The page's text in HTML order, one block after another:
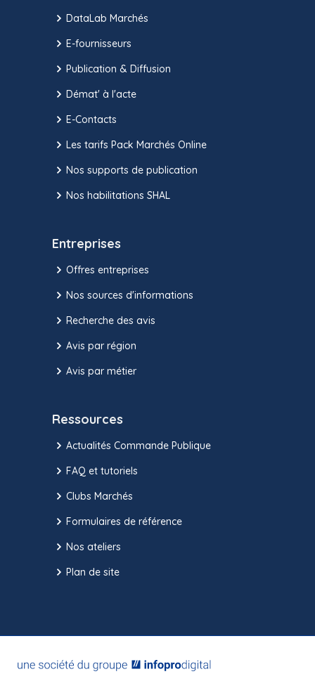
DataLab Marchés
E-fournisseurs
Publication & Diffusion
Démat' à l'acte
E-Contacts
Les tarifs Pack Marchés Online
Nos supports de publication
Nos habilitations SHAL
Entreprises
Offres entreprises
Nos sources d'informations
Recherche des avis
Avis par région
Avis par métier
Ressources
Actualités Commande Publique
FAQ et tutoriels
Clubs Marchés
Formulaires de référence
Nos ateliers
Plan de site